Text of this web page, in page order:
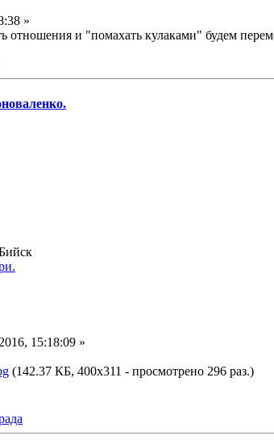
»
отношения и "помахать кулаками" будем
15:18:09 »
(142.37 КБ, 400x311 - просмотрено 296 раз.)